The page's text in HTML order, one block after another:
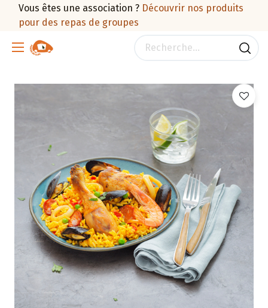
Vous êtes une association ? Découvrir nos produits
pour des repas de groupes